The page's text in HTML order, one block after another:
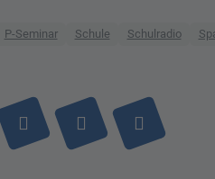
P-Seminar Schule Schulradio